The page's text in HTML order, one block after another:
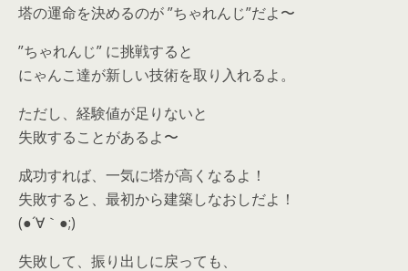
塔の運命を決めるのが ”ちゃれんじ”だよ〜
”ちゃれんじ” に挑戦すると
にゃんこ達が新しい技術を取り入れるよ。
ただし、経験値が足りないと
失敗することがあるよ〜
成功すれば、一気に塔が高くなるよ！
失敗すると、最初から建築しなおしだよ！
(●´∀｀●;)
失敗して、振り出しに戻っても、